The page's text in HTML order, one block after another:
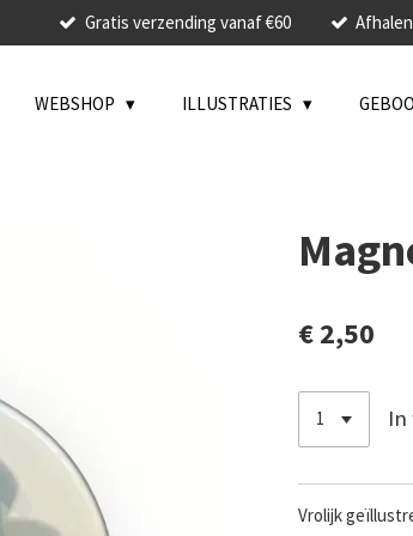
Gratis verzending vanaf €60
WEBSHOP ILLUSTRATIES
€ 2,50
In
Vrolijk